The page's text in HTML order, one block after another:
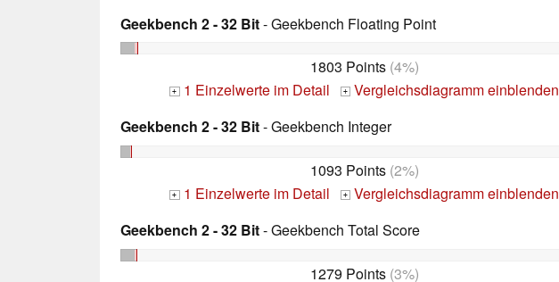
Geekbench 2 - 32 Bit- Geekbench Floating Point
1803 Points(4%)
+ 1 Einzelwerte im Detail +
Vergleichsdiagramm einblenden
Geekbench 2 - 32 Bit- Geekbench Integer
1093 Points(2%)
+ 1 Einzelwerte im Detail +
Vergleichsdiagramm einblenden
Geekbench 2 - 32 Bit- Geekbench Total Score
1279 Points(3%)